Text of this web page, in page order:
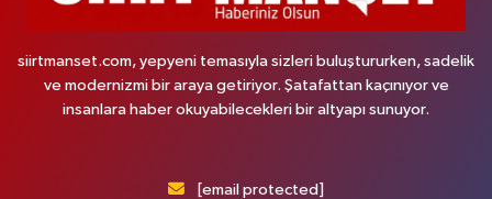
siirtmanset.com, yepyeni temasıyla sizleri buluştururken, sadelik
ve modernizmi bir araya getiriyor. Şatafattan kaçınıyor ve
insanlara haber okuyabilecekleri bir altyapı sunuyor.
[email protected]